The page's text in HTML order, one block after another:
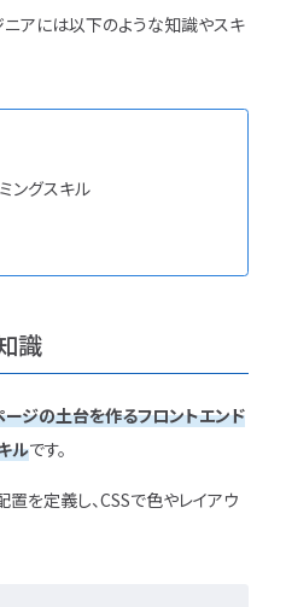
ニアには以下のような知識やスキ
ングスキル
識
ジの土台を作るフロントエンド
ルです。
を定義し、CSSで色やレイアウ